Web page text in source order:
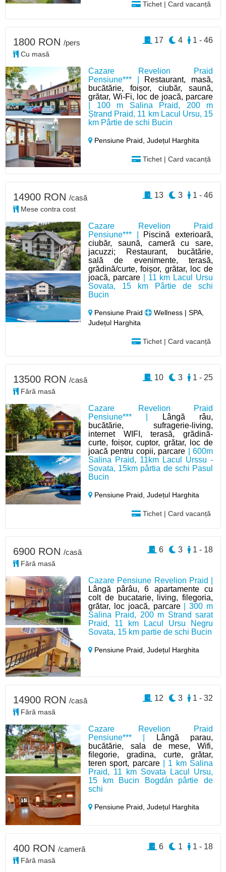
Tichet | Card vacanță
Cazare Revelion Praid
Pensiune*** | Restaurant, masă,
bucătărie, foișor, ciubăr, saună,
grătar, Wi-Fi, loc de joacă, parcare
| 100 m Salina Praid, 200 m
Ștrand Praid, 11 km Lacul Ursu, 15
km Pârtie de schi Bucin
Pensiune Praid,Județul Harghita
Tichet | Card vacanță
1800 RON /pers
Cu masă
1 - 46
4
17
Cazare Revelion Praid
Pensiune*** | Piscină exterioară,
ciubăr, saună, cameră cu sare,
jacuzzi; Restaurant, bucătărie,
sală de evenimente, terasă,
grădină/curte, foișor, grătar, loc de
joacă, parcare| 11 km Lacul Ursu
Sovata, 15 km Pârtie de schi
Bucin
Pensiune Praid
Wellness | SPA,
Județul Harghita
Tichet | Card vacanță
14900 RON /casă
Mese contra cost
1 - 46
3
13
Cazare Revelion Praid
Pensiune*** |
Lângă râu,
bucătărie, sufragerie-living,
internet WIFI, terasă, grădină-
curte, foișor, cuptor, grătar, loc de
joacă pentru copii, parcare | 600m
Salina Praid, 11km Lacul Urssu -
Sovata, 15km pârtia de schi Pasul
Bucin
Pensiune Praid,Județul Harghita
Tichet | Card vacanță
13500 RON /casă
Fără masă
1 - 25
3
10
Cazare Pensiune Revelion Praid |
Lângă pârâu, 6 apartamente cu
colt de bucatarie, living, filegoria,
grătar, loc joacă, parcare| 300 m
Salina Praid, 200 m Strand sarat
Praid, 11 km Lacul Ursu Negru
Sovata, 15 km partie de schi Bucin
Pensiune Praid,Județul Harghita
6900 RON /casă
Fără masă
1 - 18
3
6
Cazare Revelion Praid
Pensiune*** |
Lângă parau,
bucătărie, sala de mese, Wifi,
filegorie, gradina, curte, grătar,
teren sport, parcare| 1 km Salina
Praid, 11 km Sovata Lacul Ursu,
15 km Bucin Bogdán pârtie de
schi
Pensiune Praid,Județul Harghita
14900 RON /casă
Fără masă
1 - 32
3
12
400 RON /cameră
Fără masă
1 - 18
1
6